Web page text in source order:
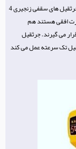
می گیرند چرا که قابلیت تغییر موقعیت افقی بار را ندارند. جرثقیل های سقفی زنجیری 4
افقی هستند هم
می گیرند. جرثقیل
تک سرعته عمل می کند